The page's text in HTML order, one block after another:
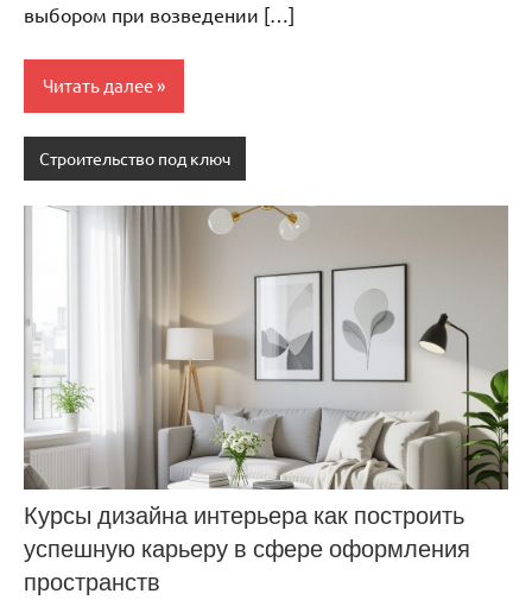
выбором при возведении […]
Читать далее
Строительство под ключ
Курсы дизайна интерьера как построить
успешную карьеру в сфере оформления
пространств